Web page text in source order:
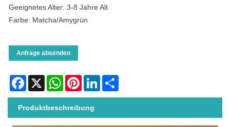
Geeignetes Alter: 3-8 Jahre Alt
Farbe: Matcha/Amygrün
Anfrage absenden
Facebook
X WhatsAppPinterestLinkedIn
Produktbeschreibung